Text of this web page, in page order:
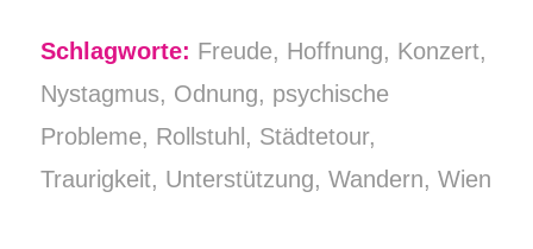
Schlagworte: Freude, Hoffnung, Konzert,
Nystagmus, Odnung, psychische
Probleme, Rollstuhl, Städtetour,
Traurigkeit, Unterstützung, Wandern, Wien